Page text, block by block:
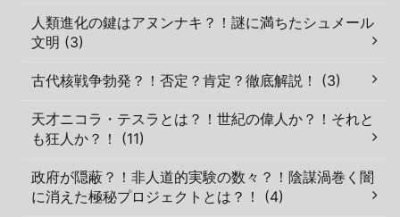
人類進化の鍵はアヌンナキ？！謎に満ちたシュメール
文明 (3)
古代核戦争勃発？！否定？肯定？徹底解説！ (3)
天才ニコラ・テスラとは？！世紀の偉人か？！それと
も狂人か？！ (11)
政府が隠蔽？！非人道的実験の数々？！陰謀渦巻く闇
に消えた極秘プロジェクトとは？！ (4)